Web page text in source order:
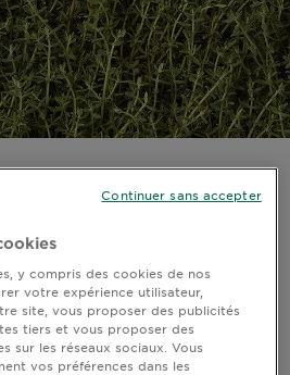
lotion
en utiliser
essentielle
?
y compris des cookies de nos
votre expérience utilisateur,
site, vous proposer des publicités
tiers et vous proposer des
sur les réseaux sociaux. Vous
vos préférences dans les
Continuer sans accepter